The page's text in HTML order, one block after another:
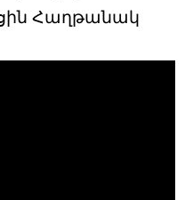
Հաղթանակ